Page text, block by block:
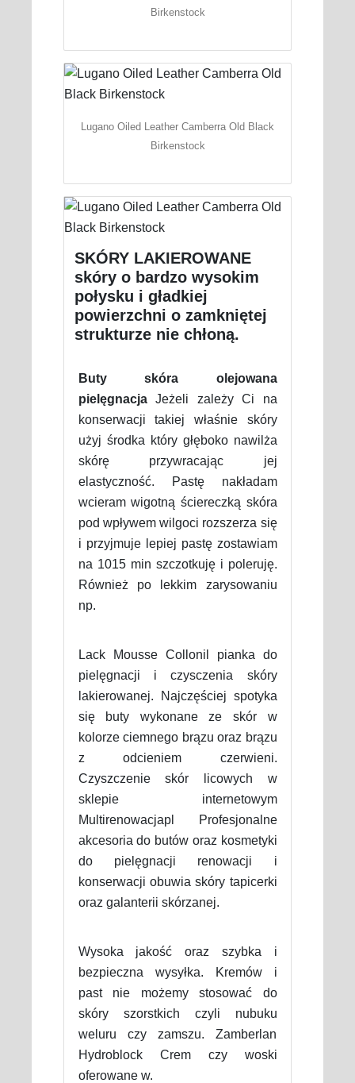
Birkenstock
Lugano Oiled Leather Camberra Old Black
Birkenstock
SKÓRY LAKIEROWANE
skóry o bardzo wysokim
połysku i gładkiej
powierzchni o zamkniętej
strukturze nie chłoną.
Buty skóra olejowana
pielęgnacjaJeżeli zależy Ci na
konserwacji takiej właśnie skóry
użyj środka który głęboko nawilża
skórę przywracając jej
elastyczność. Pastę nakładam
wcieram wigotną ściereczką skóra
pod wpływem wilgoci rozszerza się
i przyjmuje lepiej pastę zostawiam
na 1015 min szczotkuję i poleruję.
Również po lekkim zarysowaniu
np.
Lack Mousse Collonil pianka do
pielęgnacji i czysczenia skóry
lakierowanej. Najczęściej spotyka
się buty wykonane ze skór w
kolorze ciemnego brązu oraz brązu
z odcieniem czerwieni.
Czyszczenie skór licowych w
sklepie internetowym
Multirenowacjapl Profesjonalne
akcesoria do butów oraz kosmetyki
do pielęgnacji renowacji i
konserwacji obuwia skóry tapicerki
oraz galanterii skórzanej.
Wysoka jakość oraz szybka i
bezpieczna wysyłka. Kremów i
past nie możemy stosować do
skóry szorstkich czyli nubuku
weluru czy zamszu. Zamberlan
Hydroblock Crem czy woski
oferowane w.